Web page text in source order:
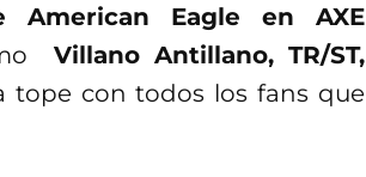
American Eagle en AXE
Villano Antillano, TR/ST,
tope con todos los fans que